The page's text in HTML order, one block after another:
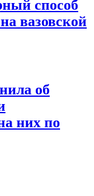
способ
вазовской
об
них по